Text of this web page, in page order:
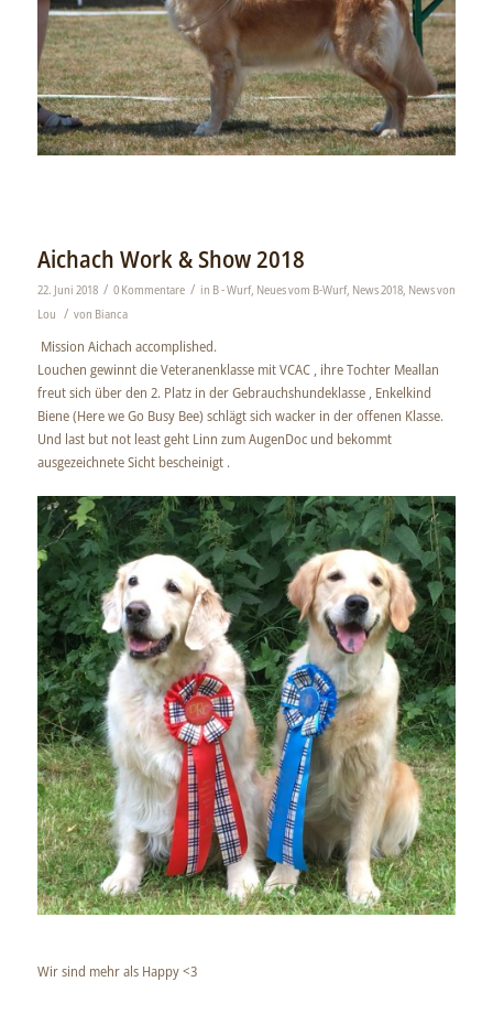
Aichach Work & Show 2018
22. Juni 2018 / 0 Kommentare / in B - Wurf, Neues vom B-Wurf, News 2018, News von
Lou / von Bianca
Mission Aichach accomplished.
Louchen gewinnt die Veteranenklasse mit VCAC , ihre Tochter Meallan
freut sich über den 2. Platz in der Gebrauchshundeklasse , Enkelkind
Biene (Here we Go Busy Bee) schlägt sich wacker in der offenen Klasse.
Und last but not least geht Linn zum AugenDoc und bekommt
ausgezeichnete Sicht bescheinigt .
Wir sind mehr als Happy<3